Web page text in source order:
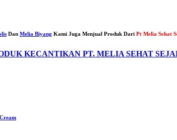
Dan Melia Biyang Kami Juga Menjual Produk Dari Pt Melia Sehat
KECANTIKAN PT. MELIA SEHAT